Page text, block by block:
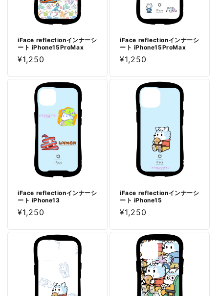
iFace reflectionインナーシ
ート iPhone15ProMax
通
¥1,250
iFace reflectionインナーシ
ート iPhone15ProMax
通
¥1,250
iFace reflectionインナーシ
ート iPhone13
通
¥1,250
iFace reflectionインナーシ
ート iPhone15
通
¥1,250